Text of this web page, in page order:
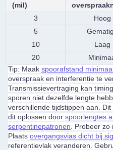
(mil)
3
Hoog
5
10
Laag
20
Tip: Maak spoorafstand
overspraak en interferentie te
Transmissievertraging kan
sporen niet dezelfde lengte
verschillende tijdstippen aan.
dit oplossen door spoorlengtes
serpentinepatronen . Probeer
Plaats overgangsvias dicht bij
referentievlak veranderen.